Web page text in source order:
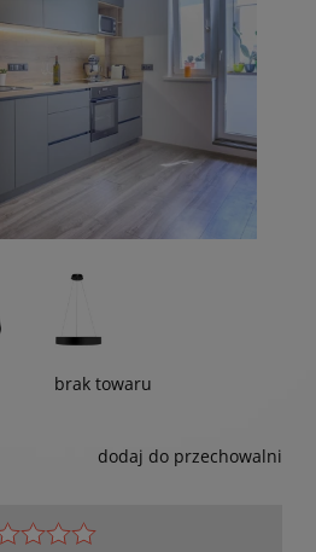
brak towaru
dodaj do przechowalni